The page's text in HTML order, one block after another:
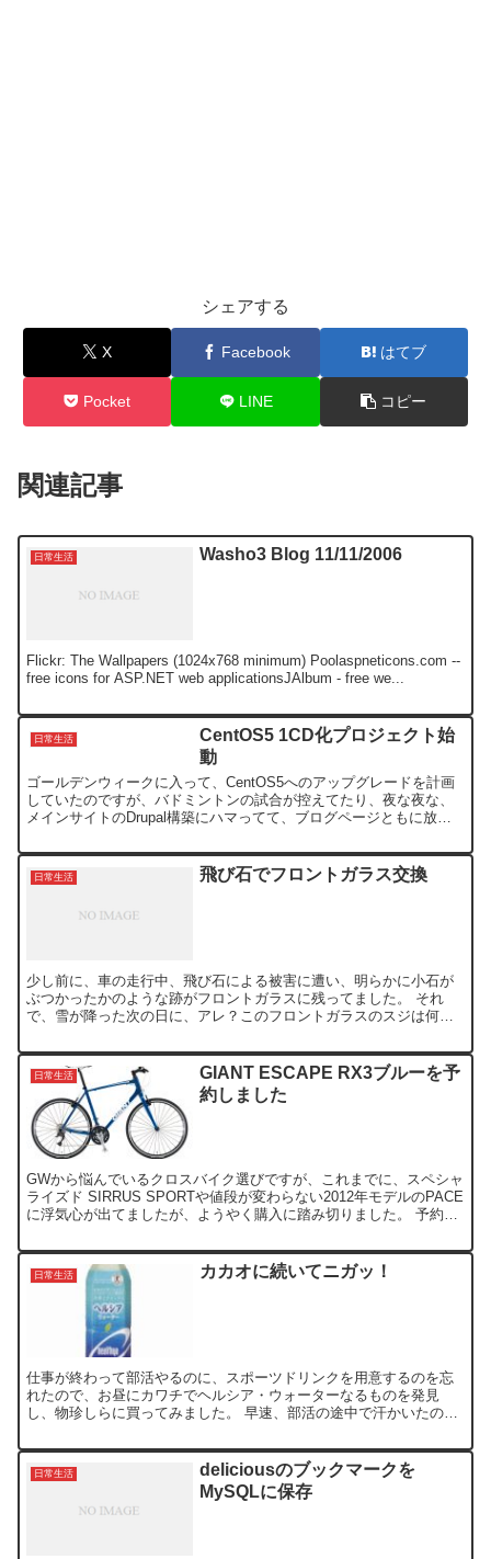
シェアする
X Facebook はてブ
Pocket LINE コピー
関連記事
日常生活 Washo3 Blog 11/11/2006
Flickr: The Wallpapers (1024x768 minimum) Poolaspneticons.com --
free icons for ASP.NET web applicationsJAlbum - free we...
日常生活
CentOS5 1CD化プロジェクト始
動
ゴールデンウィークに入って、CentOS5へのアップグレードを計画
していたのですが、バドミントンの試合が控えてたり、夜な夜な、
メインサイトのDrupal構築にハマってて、ブログページともに放置
日常生活 飛び石でフロントガラス交換
少し前に、車の走行中、飛び石による被害に遭い、明らかに小石が
ぶつかったかのような跡がフロントガラスに残ってました。 それ
で、雪が降った次の日に、アレ？このフロントガラスのスジは何だ
で...
日常生活
GIANT ESCAPE RX3ブルーを予
約しました
GWから悩んでいるクロスバイク選びですが、これまでに、スペシャ
ライズド SIRRUS SPORTや値段が変わらない2012年モデルのPACE
に浮気心が出てましたが、ようやく購入に踏み切りました。 予約し
日常生活 カカオに続いてニガッ！
仕事が終わって部活やるのに、スポーツドリンクを用意するのを忘
れたので、お昼にカワチでヘルシア・ウォーターなるものを発見
し、物珍しらに買ってみました。 早速、部活の途中で汗かいたので
で...
日常生活
deliciousのブックマークを
MySQLに保存